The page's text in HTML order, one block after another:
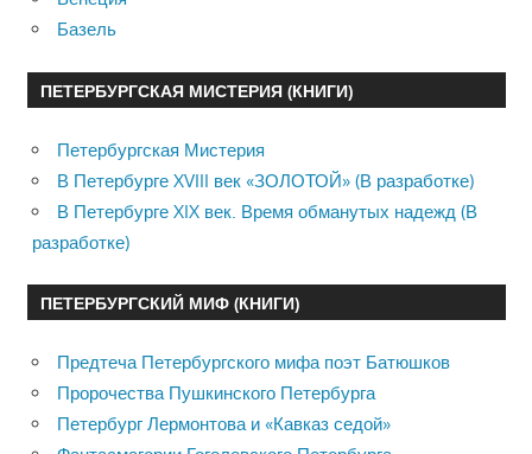
Базель
ПЕТЕРБУРГСКАЯ МИСТЕРИЯ (КНИГИ)
Петербургская Мистерия
В Петербурге XVIII век «ЗОЛОТОЙ» (В разработке)
В Петербурге XIX век. Время обманутых надежд (В
разработке)
ПЕТЕРБУРГСКИЙ МИФ (КНИГИ)
Предтеча Петербургского мифа поэт Батюшков
Пророчества Пушкинского Петербурга
Петербург Лермонтова и «Кавказ седой»